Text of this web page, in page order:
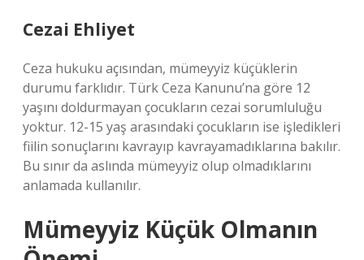
Cezai Ehliyet
Ceza hukuku açısından, mümeyyiz küçüklerin
durumu farklıdır. Türk Ceza Kanunu’na göre 12
yaşını doldurmayan çocukların cezai sorumluluğu
yoktur. 12-15 yaş arasındaki çocukların ise işledikleri
fiilin sonuçlarını kavrayıp kavrayamadıklarına bakılır.
Bu sınır da aslında mümeyyiz olup olmadıklarını
anlamada kullanılır.
Mümeyyiz Küçük Olmanın